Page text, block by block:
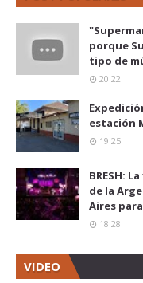
porque
tipo de
20:22
estación
19:25
BRESH:
de la
Aires
18:28
VIDEO